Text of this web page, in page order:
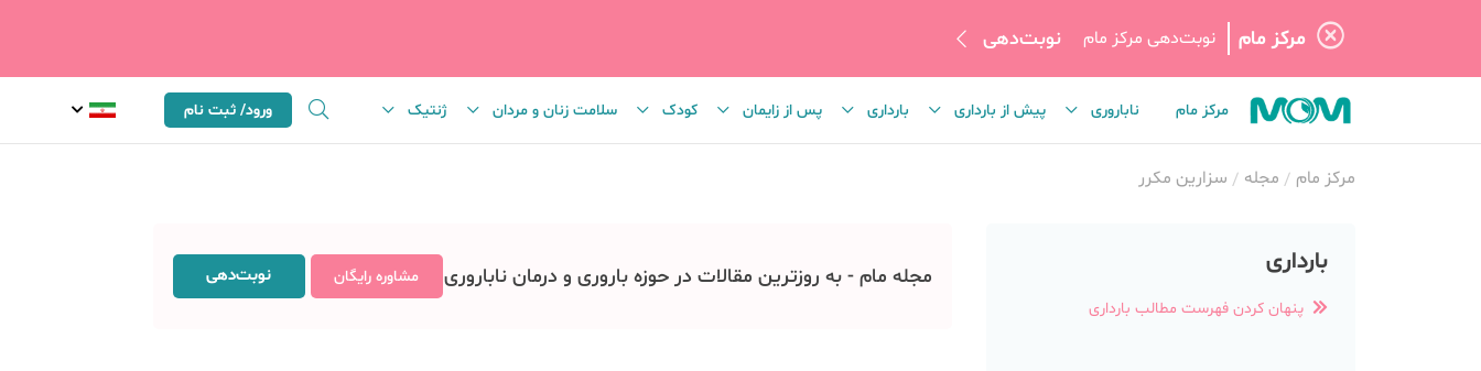
مرکز مام نوبت‌دهی مرکز مام نوبت‌دهی
مرکز مام ناباروری پیش از بارداری بارداری پس از زایمان کودک سلامت زنان و مردان ژنتیک ورود/ ثبت نام
مرکز مام مجله سزارین مکرر
بارداری
پنهان کردن فهرست مطالب بارداری
مجله مام - به روزترین مقالات در حوزه باروری و درمان ناباروری مشاوره رایگان نوبت‌دهی